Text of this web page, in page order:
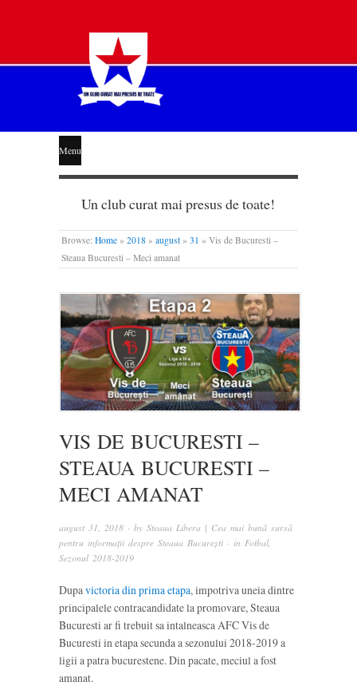
STEAUA
LIBERĂ
Menu
Un club curat mai presus de toate!
Browse: Home » 2018 » august » 31 » Vis de Bucuresti –
Steaua Bucuresti – Meci amanat
VIS DE BUCURESTI –
STEAUA BUCURESTI –
MECI AMANAT
august 31, 2018 · by Steaua Libera | Cea mai bună sursă
pentru informații despre Steaua București · in Fotbal,
Sezonul 2018-2019
Dupavictoria din prima etapa, impotriva uneia dintre
principalele contracandidate la promovare, Steaua
Bucuresti ar fi trebuit sa intalneasca AFC Vis de
Bucuresti in etapa secunda a sezonului 2018-2019 a
ligii a patra bucurestene. Din pacate, meciul a fost
amanat.